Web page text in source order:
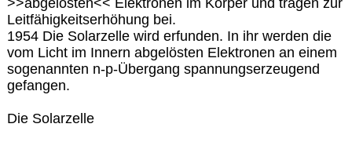
Leitfähigkeitserhöhung bei.
1954 Die Solarzelle wird erfunden. In ihr werden die
vom Licht im Innern abgelösten Elektronen an einem
sogenannten n-p-Übergang spannungserzeugend
gefangen.
Die Solarzelle